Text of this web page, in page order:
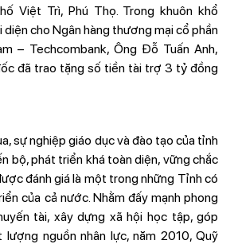
Việt Trì, Phú Thọ. Trong khuôn khổ
diện cho Ngân hàng thương mại cổ phần
– Techcombank, Ông Đỗ Tuấn Anh,
đã trao tặng số tiền tài trợ 3 tỷ đồng
sự nghiệp giáo dục và đào tạo của tỉnh
bộ, phát triển khá toàn diện, vững chắc
đánh giá là một trong những Tỉnh có
của cả nước. Nhằm đấy mạnh phong
tài, xây dựng xã hội học tập, góp
lượng nguồn nhân lực, năm 2010, Quỹ